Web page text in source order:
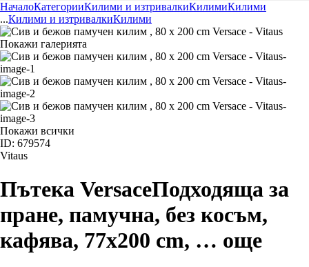
НачалоКатегорииКилими и изтривалкиКилимиКилими
...Килими и изтривалкиКилими
Покажи галерията
Покажи всички
ID: 679574
Vitaus
Пътека VersaceПодходяща за
пране, памучна, без косъм,
кафява, 77x200 cm, … още